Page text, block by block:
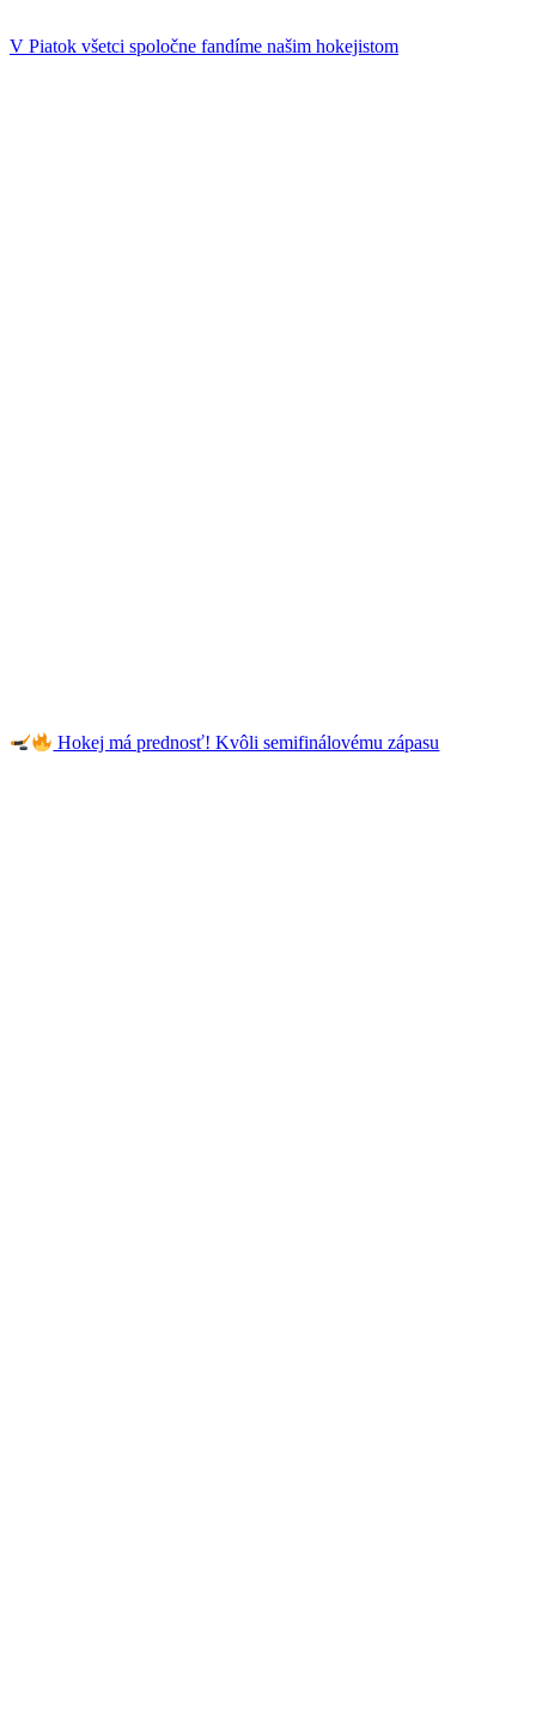
V Piatok všetci spoločne fandíme našim hokejistom
Hokej má prednosť! Kvôli semifinálovému zápasu